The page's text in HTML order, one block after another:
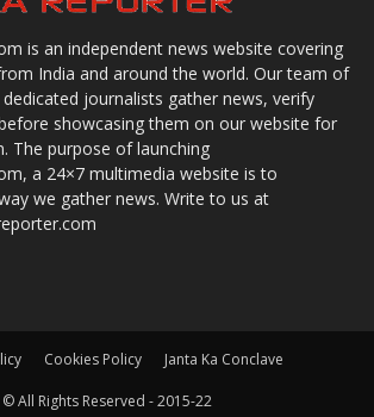
is an independent news website covering
India and around the world. Our team of
journalists gather news, verify
showcasing them on our website for
The purpose of launching
a 24×7 multimedia website is to
we gather news. Write to us at
Cookies Policy Janta Ka Conclave
© All Rights Reserved - 2015-22